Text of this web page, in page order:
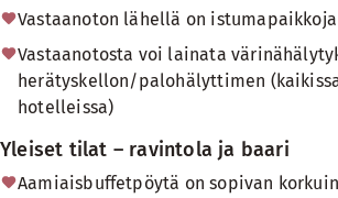
Vastaanoton lähellä on
Vastaanotosta voi lainata
herätyskellon/palohälyttimen
hotelleissa)
Yleiset tilat – ravintola ja baari
Aamiaisbuffetpöytä on sopivan